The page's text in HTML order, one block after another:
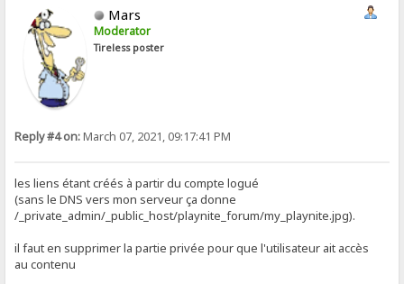
Mars
Moderator
Tireless poster
Reply #4 on:March 07, 2021, 09:17:41 PM
les liens étant créés à partir du compte logué
(sans le DNS vers mon serveur ça donne
/_private_admin/_public_host/playnite_forum/my_playnite.jpg).
il faut en supprimer la partie privée pour que l'utilisateur ait accès
au contenu